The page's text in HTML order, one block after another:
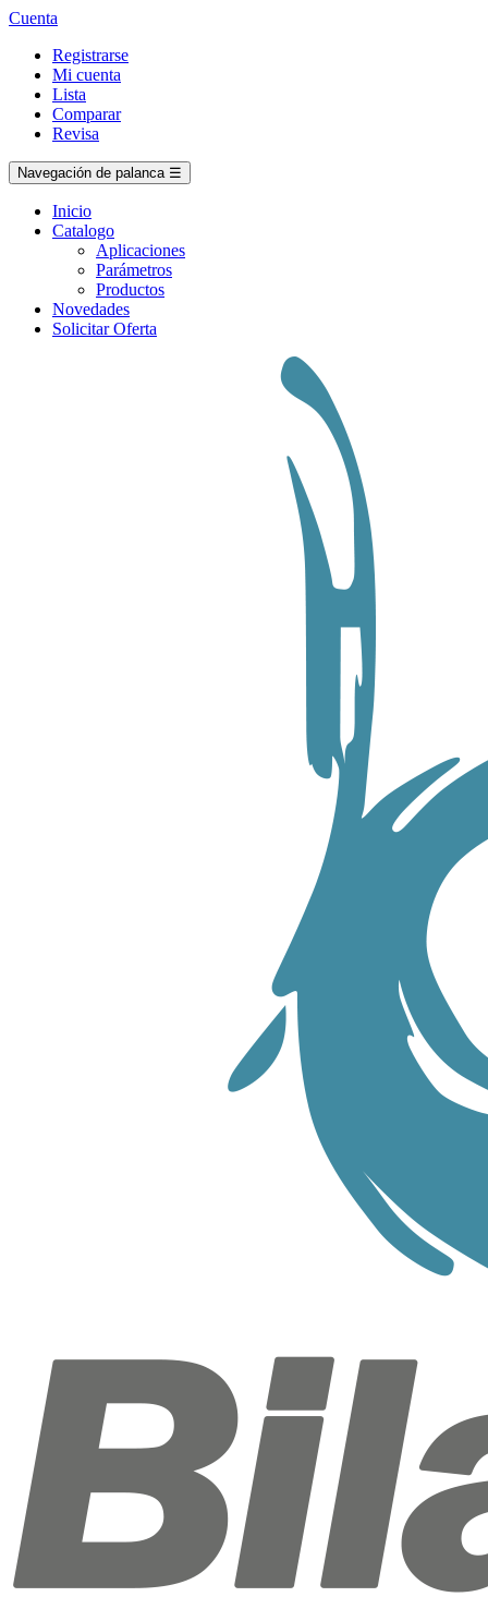
Cuenta
Registrarse
Mi cuenta
Lista
Comparar
Revisa
Navegación de palanca ☰
Inicio
Catalogo
Aplicaciones
Parámetros
Productos
Novedades
Solicitar Oferta